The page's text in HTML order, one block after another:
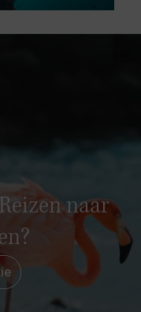
naar